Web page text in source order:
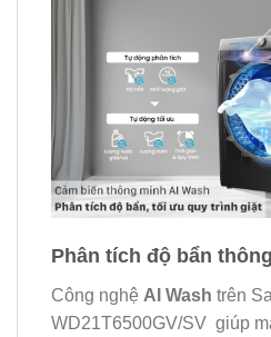
Phân tích độ bẩn
Công nghệ AI Wash trên
WD21T6500GV/SV giúp